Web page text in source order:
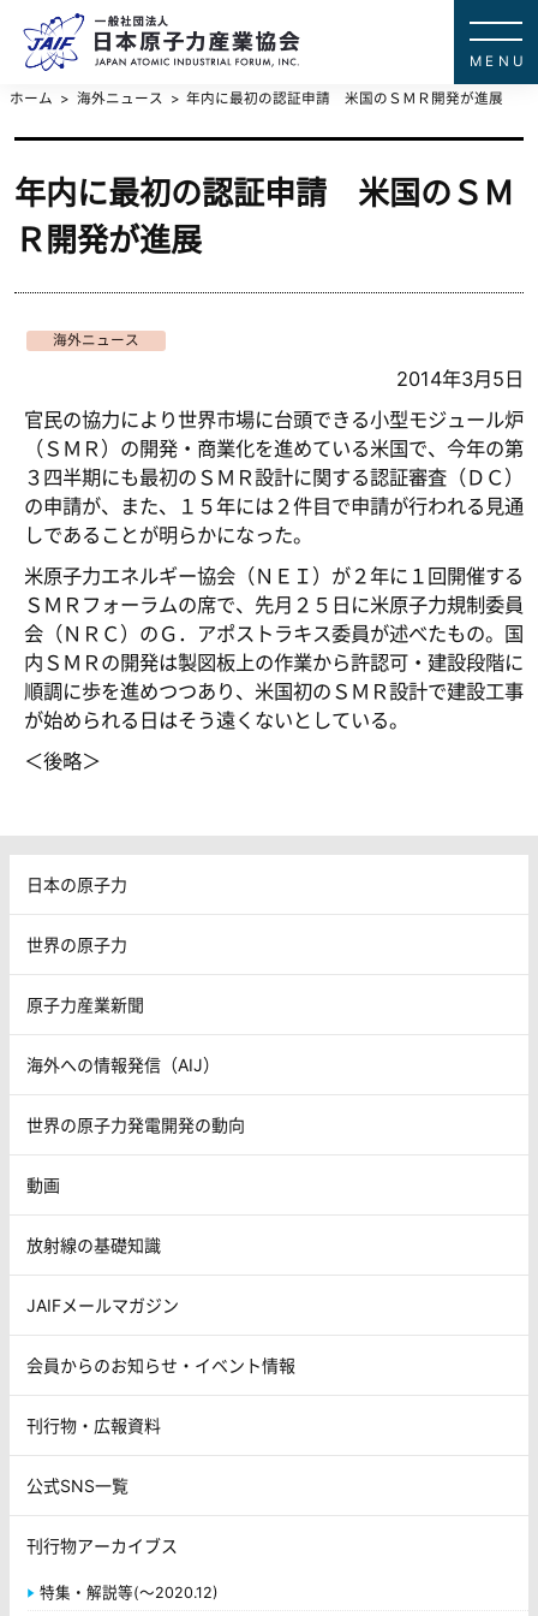
ホーム 海外ニュース 年内に最初の認証申請 米国のＳＭＲ開発が進展
年内に最初の認証申請 米国のＳＭ
Ｒ開発が進展
海外ニュース
2014年3月5日
官民の協力により世界市場に台頭できる小型モジュール炉
（ＳＭＲ）の開発・商業化を進めている米国で、今年の第
３四半期にも最初のＳＭＲ設計に関する認証審査（ＤＣ）
の申請が、また、１５年には２件目で申請が行われる見通
しであることが明らかになった。
米原子力エネルギー協会（ＮＥＩ）が２年に１回開催する
ＳＭＲフォーラムの席で、先月２５日に米原子力規制委員
会（ＮＲＣ）のＧ．アポストラキス委員が述べたもの。国
内ＳＭＲの開発は製図板上の作業から許認可・建設段階に
順調に歩を進めつつあり、米国初のＳＭＲ設計で建設工事
が始められる日はそう遠くないとしている。
＜後略＞
日本の原子力
世界の原子力
原子力産業新聞
海外への情報発信（AIJ）
世界の原子力発電開発の動向
動画
放射線の基礎知識
JAIFメールマガジン
会員からのお知らせ・イベント情報
刊行物・広報資料
公式SNS一覧
刊行物アーカイブス
特集・解説等(～2020.12)